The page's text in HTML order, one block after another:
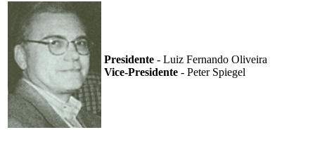
Presidente - Luiz Fernando Oliveira
Vice-Presidente - Peter Spiegel